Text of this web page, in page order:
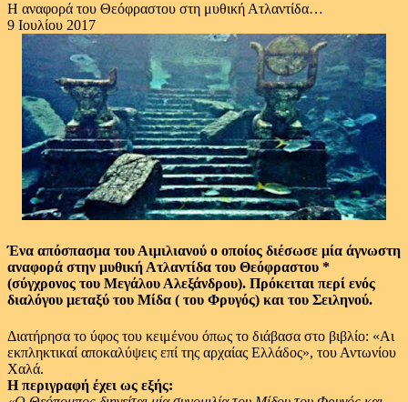
Η αναφορά του Θεόφραστου στη μυθική Ατλαντίδα…
9 Ιουλίου 2017
Ένα απόσπασμα του Αιμιλιανού ο οποίος διέσωσε μία άγνωστη
αναφορά στην μυθική Ατλαντίδα του Θεόφραστου *
(σύγχρονος του Μεγάλου Αλεξάνδρου). Πρόκειται περί ενός
διαλόγου μεταξύ του Μίδα ( του Φρυγός) και του Σειληνού.
Διατήρησα το ύφος του κειμένου όπως το διάβασα στο βιβλίο: «Αι
εκπληκτικαί αποκαλύψεις επί της αρχαίας Ελλάδος», του Αντωνίου
Χαλά.
Η περιγραφή έχει ως εξής: